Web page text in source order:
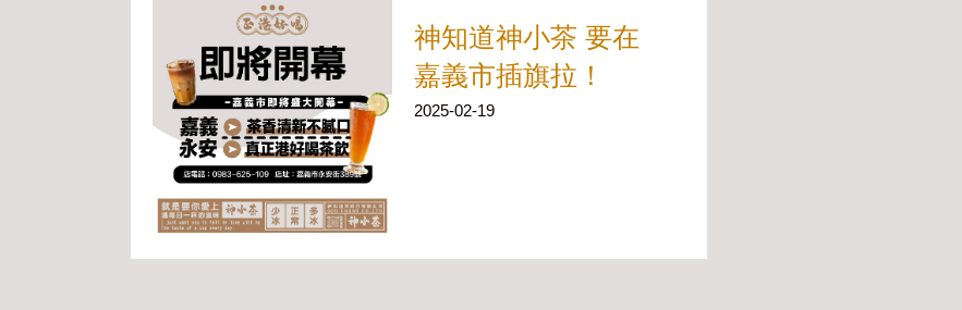
神知道神小茶 要在
嘉義市插旗拉！
2025-02-19